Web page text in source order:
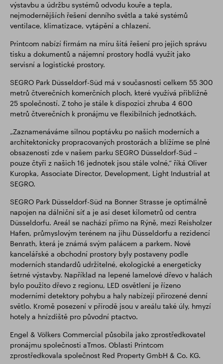
výstavbu a údržbu systémů odvodu kouře a tepla,
nejmodernějších řešení denního světla a také systémů
ventilace, klimatizace, vytápění a chlazení.
Printcom nabízí firmám na míru šitá řešení pro jejich správu
tisku a dokumentů a nájemní prostory hodlá využít jako
servisní a logistické prostory.
SEGRO Park Düsseldorf-Süd má v současnosti celkem 55 300
metrů čtverečních komerčních ploch, které využívá přibližně
25 společností. Z toho je stále k dispozici zhruba 4 600
metrů čtverečních k pronájmu ve flexibilních jednotkách.
„Zaznamenáváme silnou poptávku po našich moderních a
architektonicky propracovaných prostorách a blížíme se plné
obsazenosti zde v našem parku SEGRO Düsseldorf-Süd –
pouze čtyři z našich 16 jednotek jsou stále volné,“ říká Oliver
Kuropka, Associate Director, Development, Light Industrial at
SEGRO.
SEGRO Park Düsseldorf-Süd na Bonner Strasse je optimálně
napojen na dálniční síť a je asi deset kilometrů od centra
Düsseldorfu. Areál se nachází přímo na Rýně, mezi Reisholzer
Hafen, průmyslovým terénem na jihu Düsseldorfu a rezidencí
Benrath, která je známá svým palácem a parkem. Nové
kancelářské a obchodní prostory byly postaveny podle
moderních standardů udržitelné, ekologické a energeticky
šetrné výstavby. Například na lepené lamelové dřevo v halách
bylo použito dřevo z regionu, LED osvětlení je řízeno
moderními detektory pohybu a haly nabízejí přirozené denní
světlo. Kromě posezení v přírodě jsou v areálu také úly, hmyzí
hotely a hnízdiště pro původní ptactvo.
Engel & Völkers Commercial působila jako zprostředkovatel
pronájmu společnosti aTmos. Oblasti Printcom
zprostředkovala společnost Red Property GmbH & Co. KG.